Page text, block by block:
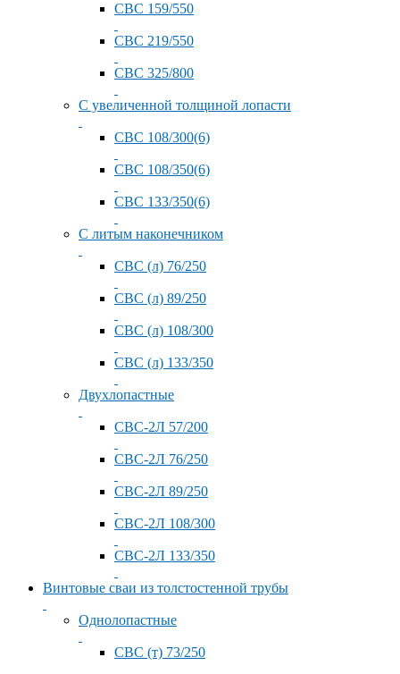
СВС 159/550
СВС 219/550
СВС 325/800
С увеличенной толщиной лопасти
СВС 108/300(6)
СВС 108/350(6)
СВС 133/350(6)
С литым наконечником
СВС (л) 76/250
СВС (л) 89/250
СВС (л) 108/300
СВС (л) 133/350
Двухлопастные
СВС-2Л 57/200
СВС-2Л 76/250
СВС-2Л 89/250
СВС-2Л 108/300
СВС-2Л 133/350
Винтовые сваи из толстостенной трубы
Однолопастные
СВС (т) 73/250